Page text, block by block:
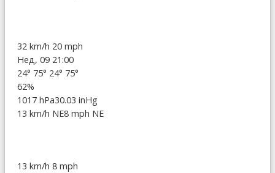
32 km/h 20 mph
Нед, 09 21:00
24° 75° 24° 75°
62%
1017 hPa30.03 inHg
13 km/h NE8 mph NE
13 km/h 8 mph